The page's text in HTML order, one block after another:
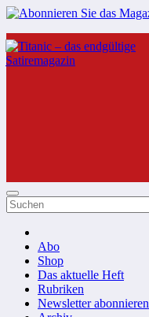
Zum
Inhalt
springen
Abo
Shop
Das aktuelle Heft
Rubriken
Newsletter abonnieren